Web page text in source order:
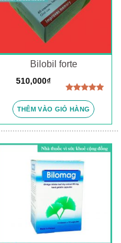
Bilobil forte
hạng5.00
5 sao
510,000₫
THÊM VÀO GIỎ HÀNG